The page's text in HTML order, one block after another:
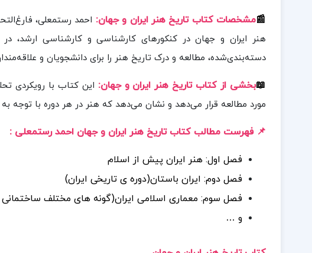
📰مشخصات کتاب تاریخ هنر ایران و جهان: احمد رستمعلی،
هنر ایران و جهان در کنکورهای کارشناسی و کارشناسی ارشد،
دسته‌بندی‌شده، مطالعه و درک تاریخ هنر را برای دانشجویان و
📖بخشی از کتاب تاریخ هنر ایران و جهان: این کتاب با رویکردی
مورد مطالعه قرار می‌دهد و نشان می‌دهد که هنر در هر دوره با توجه
📌 فهرست مطالب کتاب تاریخ هنر ایران و جهان احمد رستمعلی :
فصل اول: هنر ایران پیش از اسلام
فصل دوم: ایران باستان(دوره ی تاریخی ایران)
فصل سوم: معماری اسلامی ایران(گونه های مختلف ساختمانی
و …